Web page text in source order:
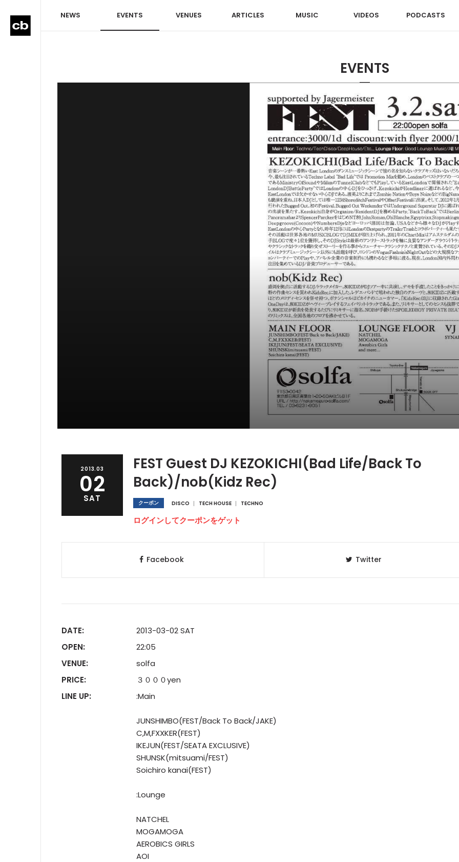
NEWS EVENTS VENUES ARTICLES MUSIC VIDEOS PODCASTS
EVENTS
2013.03
02
SAT
FEST Guest DJ KEZOKICHI(Bad Life/Back To
Back)/nob(Kidz Rec)
クーポン DISCO TECH HOUSE TECHNO
ログインしてクーポンをゲット
Facebook Twitter
DATE:
2013-03-02 SAT
OPEN:
22:05
VENUE:
solfa
PRICE:
３０００yen
LINE UP:
:Main
JUNSHIMBO(FEST/Back To Back/JAKE)
C,M,FXXKER(FEST)
IKEJUN(FEST/SEATA EXCLUSIVE)
SHUNSK(mitsuami/FEST)
Soichiro kanai(FEST)
:Lounge
NATCHEL
MOGAMOGA
AEROBICS GIRLS
AOI